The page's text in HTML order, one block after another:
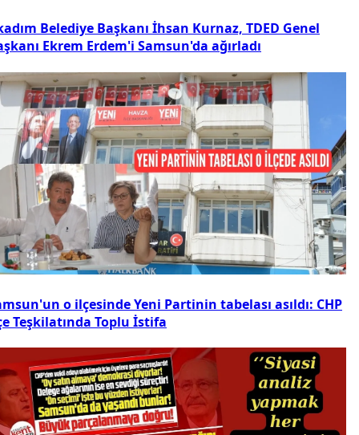
Belediye Başkanı İhsan Kurnaz, TDED Genel
Ekrem Erdem'i Samsun'da ağırladı
o ilçesinde Yeni Partinin tabelası asıldı: CHP
Teşkilatında Toplu İstifa